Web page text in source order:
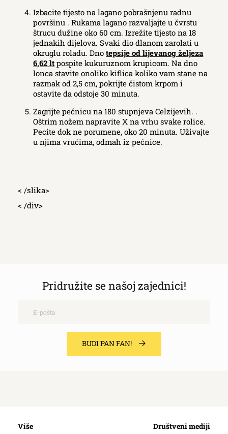
Izbacite tijesto na lagano pobrašnjenu radnu
površinu . Rukama lagano razvaljajte u čvrstu
štrucu dužine oko 60 cm. Izrežite tijesto na 18
jednakih dijelova. Svaki dio dlanom zarolati u
okruglu roladu. Dnotepsije od lijevanog željeza
6,62 lt pospite kukuruznom krupicom. Na dno
lonca stavite onoliko kiflica koliko vam stane na
razmak od 2,5 cm, pokrijte čistom krpom i
ostavite da odstoje 30 minuta.
Zagrijte pećnicu na 180 stupnjeva Celzijevih. .
Oštrim nožem napravite X na vrhu svake rolice.
Pecite dok ne porumene, oko 20 minuta. Uživajte
u njima vrućima, odmah iz pećnice.
< /slika>
< /div>
Pridružite se našoj zajednici!
BUDI PAN FAN!
Više Društveni mediji